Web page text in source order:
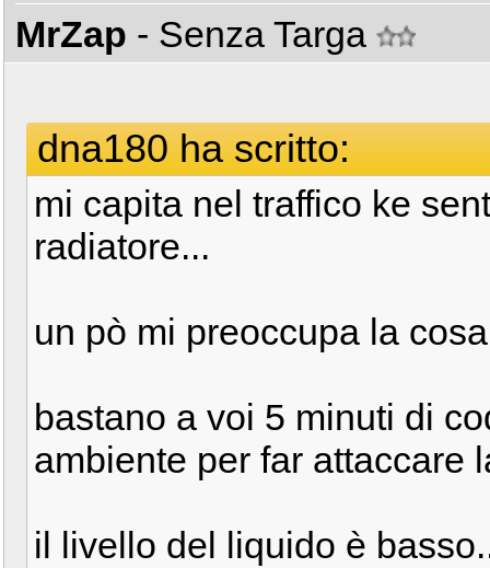
MrZap - Senza Targa
dna180 ha scritto:
mi capita nel traffico ke
radiatore...
un pò mi preoccupa la
bastano a voi 5 minuti di
ambiente per far attaccare
il livello del liquido è